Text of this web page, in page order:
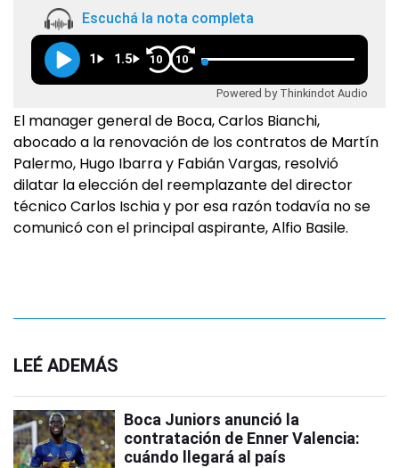
Escuchá la nota completa
1 1.5 10 10
Powered by Thinkindot Audio
El manager general de Boca, Carlos Bianchi,
abocado a la renovación de los contratos de Martín
Palermo, Hugo Ibarra y Fabián Vargas, resolvió
dilatar la elección del reemplazante del director
técnico Carlos Ischia y por esa razón todavía no se
comunicó con el principal aspirante, Alfio Basile.
LEÉ ADEMÁS
Boca Juniors anunció la
contratación de Enner Valencia:
cuándo llegará al país